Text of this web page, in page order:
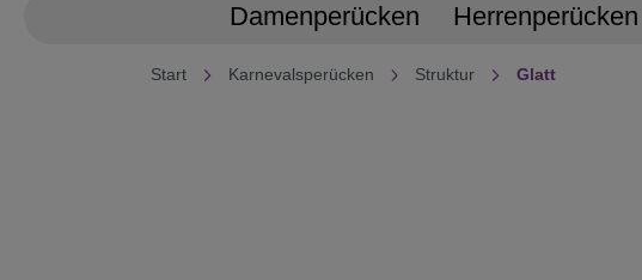
Damenperücken Herrenperücken
Start Karnevalsperücken Struktur Glatt